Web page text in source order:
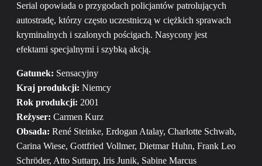
Serial opowiada o przygodach policjantów patrolujących
autostradę, którzy często uczestniczą w ciężkich sprawach
kryminalnych i szalonych pościgach. Nasycony jest
efektami specjalnymi i szybką akcją.
Gatunek: Sensacyjny
Kraj produkcji: Niemcy
Rok produkcji: 2001
Reżyser: Carmen Kurz
Obsada: René Steinke, Erdogan Atalay, Charlotte Schwab,
Carina Wiese, Gottfried Vollmer, Dietmar Huhn, Frank Leo
Schröder, Atto Suttarp, Iris Junik, Sabine Marcus